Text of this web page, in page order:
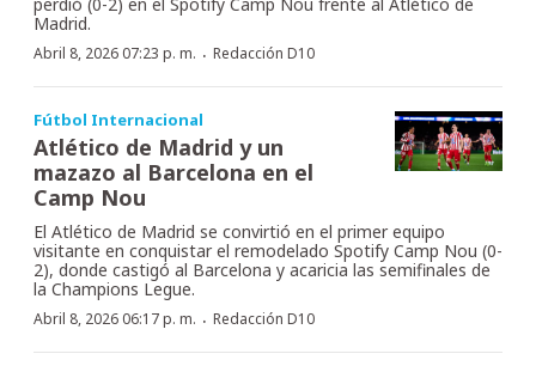
Madrid.
Abril 8, 2026 07:23 p. m. · Redacción D10
Fútbol Internacional
Atlético de Madrid y un
mazazo al Barcelona en el
Camp Nou
El Atlético de Madrid se convirtió en el primer equipo
visitante en conquistar el remodelado Spotify Camp Nou (0-
2), donde castigó al Barcelona y acaricia las semifinales de
la Champions Legue.
Abril 8, 2026 06:17 p. m. · Redacción D10